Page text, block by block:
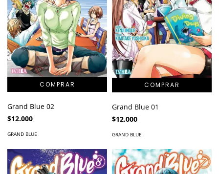
Grand Blue 02
$12.000
GRAND BLUE
Grand Blue 01
$12.000
GRAND BLUE